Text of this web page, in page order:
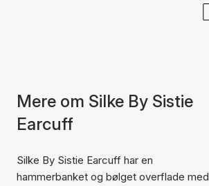
Mere om Silke By Sistie
Earcuff
Silke By Sistie Earcuff har en
hammerbanket og bølget overflade med